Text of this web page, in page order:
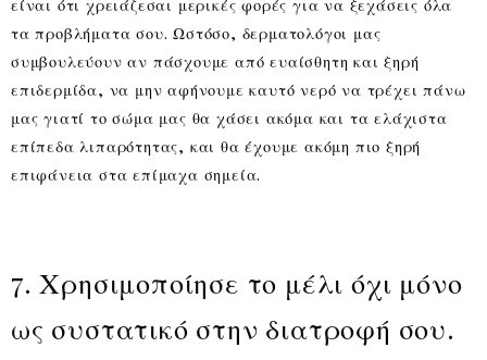
είναι ότι χρειάζεσαι μερικές φορές για να ξεχάσεις όλα
τα προβλήματα σου. Ωστόσο, δερματολόγοι μας
συμβουλεύουν αν πάσχουμε από ευαίσθητη και ξηρή
επιδερμίδα, να μην αφήνουμε καυτό νερό να τρέχει πάνω
μας γιατί το σώμα μας θα χάσει ακόμα και τα ελάχιστα
επίπεδα λιπαρότητας, και θα έχουμε ακόμη πιο ξηρή
επιφάνεια στα επίμαχα σημεία.
7. Χρησιμοποίησε το μέλι όχι μόνο
ως συστατικό στην διατροφή σου.